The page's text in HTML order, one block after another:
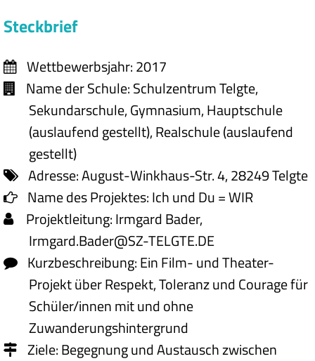
Steckbrief
Wettbewerbsjahr:2017
Name der Schule:Schulzentrum Telgte,
Sekundarschule, Gymnasium, Hauptschule
(auslaufend gestellt), Realschule (auslaufend
gestellt)
Adresse:August-Winkhaus-Str. 4, 28249 Telgte
Name des Projektes:Ich und Du = WIR
Projektleitung:Irmgard Bader,
Irmgard.Bader@SZ-TELGTE.DE
Kurzbeschreibung:Ein Film- und Theater-
Projekt über Respekt, Toleranz und Courage für
Schüler/innen mit und ohne
Zuwanderungshintergrund
Ziele: Begegnung und Austausch zwischen